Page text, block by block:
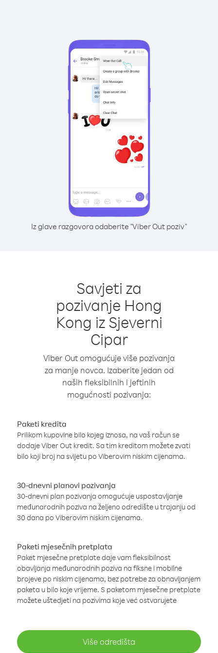
Iz glave razgovora odaberite "Viber Out poziv"
Savjeti za
pozivanje Hong
Kong iz Sjeverni
Cipar
Viber Out omogućuje više pozivanja
za manje novca. Izaberite jedan od
naših fleksibilnih i jeftinih
mogućnosti pozivanja:
Paketi kredita
Prilikom kupovine bilo kojeg iznosa, na vaš račun se
dodaje Viber Out kredit. Sa tim kreditom možete zvati
bilo koji broj na svijetu po Viberovim niskim cijenama.
30-dnevni planovi pozivanja
30-dnevni plan pozivanja omogućuje uspostavljanje
međunarodnih poziva na željeno odredište u trajanju od
30 dana po Viberovim niskim cijenama.
Paketi mjesečnih pretplata
Paket mjesečne pretplate daje vam fleksibilnost
obavljanja međunarodnih poziva na fiksne i mobilne
brojeve po niskim cijenama, bez potrebe za obnavljanjem
paketa u bilo koje vrijeme. S paketom mjesečne pretplate
možete uštedjeti na pozivima koje već ostvarujete
Više odredišta